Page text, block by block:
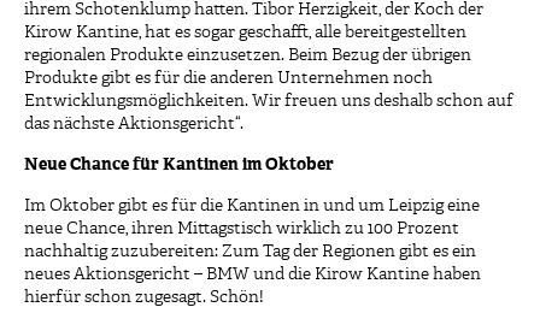
ihrem Schotenklump hatten. Tibor Herzigkeit, der Koch der
Kirow Kantine, hat es sogar geschafft, alle bereitgestellten
regionalen Produkte einzusetzen. Beim Bezug der übrigen
Produkte gibt es für die anderen Unternehmen noch
Entwicklungsmöglichkeiten. Wir freuen uns deshalb schon auf
das nächste Aktionsgericht“.
Neue Chance für Kantinen im Oktober
Im Oktober gibt es für die Kantinen in und um Leipzig eine
neue Chance, ihren Mittagstisch wirklich zu 100 Prozent
nachhaltig zuzubereiten: Zum Tag der Regionen gibt es ein
neues Aktionsgericht – BMW und die Kirow Kantine haben
hierfür schon zugesagt. Schön!